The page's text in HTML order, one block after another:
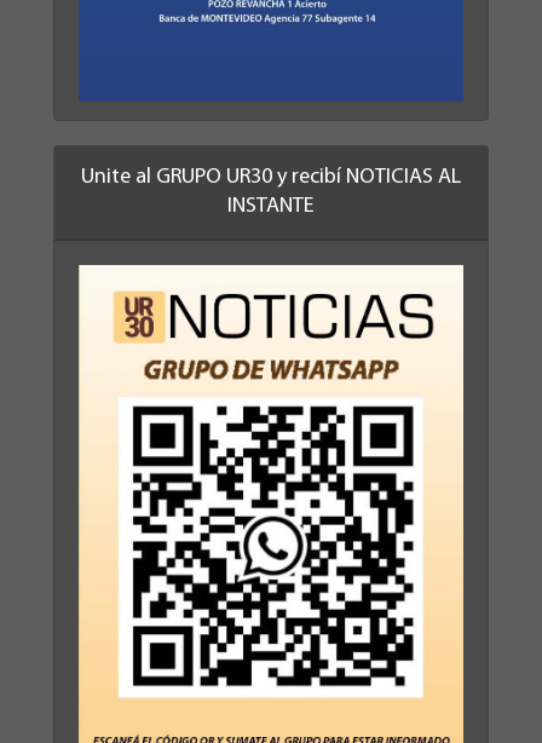
Unite al GRUPO UR30 y recibí NOTICIAS AL
INSTANTE